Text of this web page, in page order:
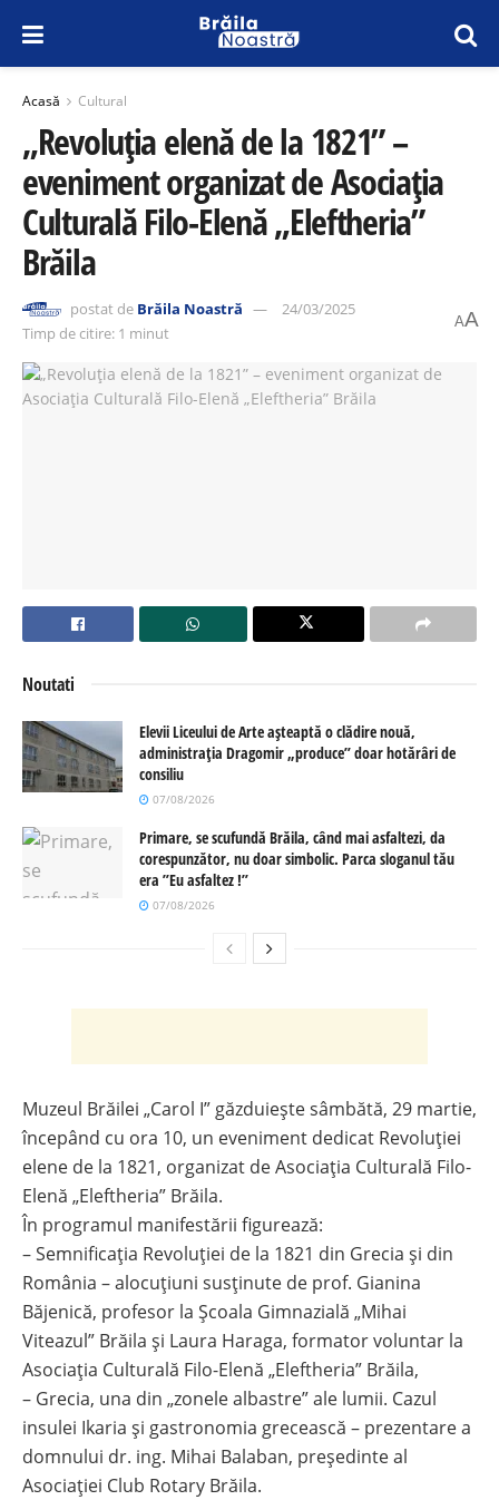
Acasă Cultural
„Revoluția elenă de la 1821” –
eveniment organizat de Asociația
Culturală Filo-Elenă „Eleftheria”
Brăila
postat de Brăila Noastră
24/03/2025
Timp de citire: 1 minut
AA
Noutati
Elevii Liceului de Arte așteaptă o clădire nouă,
administrația Dragomir „produce” doar hotărâri de
consiliu
07/08/2026
Primare, se scufundă Brăila, când mai asfaltezi, da
corespunzător, nu doar simbolic. Parca sloganul tău
era ”Eu asfaltez !”
07/08/2026
Muzeul Brăilei „Carol I” găzduiește sâmbătă, 29 martie,
începând cu ora 10, un eveniment dedicat Revoluției
elene de la 1821, organizat de Asociația Culturală Filo-
Elenă „Eleftheria” Brăila.
În programul manifestării figurează:
– Semnificația Revoluției de la 1821 din Grecia și din
România – alocuțiuni susținute de prof. Gianina
Băjenică, profesor la Școala Gimnazială „Mihai
Viteazul” Brăila și Laura Haraga, formator voluntar la
Asociația Culturală Filo-Elenă „Eleftheria” Brăila,
– Grecia, una din „zonele albastre” ale lumii. Cazul
insulei Ikaria și gastronomia grecească – prezentare a
domnului dr. ing. Mihai Balaban, președinte al
Asociației Club Rotary Brăila.